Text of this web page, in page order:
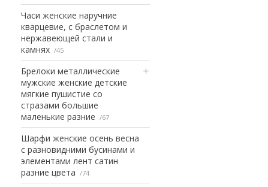
Часи женские наручние
кварцевие, с браслетом и
нержавеющей стали и
камнях
45
Брелоки металлические
мужские женские детские
мягкие пушистие со
стразами большие
маленькие разние
67
Шарфи женские осень весна
с разновидними бусинами и
элементами лент сатин
разние цвета
74